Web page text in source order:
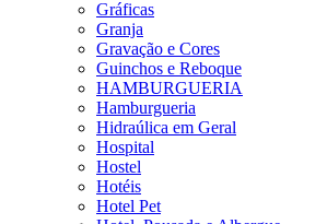
Gráficas
Granja
Gravação e Cores
Guinchos e Reboque
HAMBURGUERIA
Hamburgueria
Hidraúlica em Geral
Hospital
Hostel
Hotéis
Hotel Pet